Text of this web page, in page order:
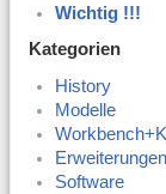
Wichtig !!!
Kategorien
History
Modelle
Erweiterungen
Software